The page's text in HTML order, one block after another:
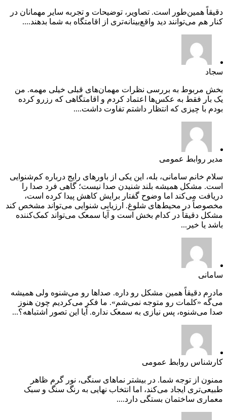
دقیقاً همین‌طور است. تصاویر، توضیحات و تجربه سایر مهمانان در
کنار هم می‌توانند دید واقع‌بینانه‌تری از اقامتگاه به شما بدهند....
سجاد
بخش مربوط به بررسی نظرات مهمان‌های قبلی خیلی مهمه. من
یک بار فقط به عکس‌ها اعتماد کردم و اقامتگاهی که رزرو کرده
بودم با چیزی که انتظار داشتم تفاوت داشت....
مدیر روابط عمومی
سلام خانم سامانی، بله، این یکی از باورهای رایج درباره کم‌شنوایی
است. مشکل همیشه بلند شنیدن صدا نیست؛ گاهی فرد صدا را
دریافت می‌کند اما وضوح گفتار برایش کاهش پیدا کرده است،
مخصوصاً در محیط‌های شلوغ. ارزیابی شنوایی می‌تواند مشخص کند
مشکل دقیقاً در کدام بخش است و آیا سمعک می‌تواند کمک‌کننده
باشد یا خیر...
سامانی
مادرم دقیقاً همین مشکل رو داره. صداها رو می‌شنوه ولی همیشه
می‌گه «کلمات رو متوجه نمی‌شم». ما فکر می‌کردیم چون هنوز
صدا می‌شنوه، پس نیازی به سمعک نداره. آیا این تصور اشتباهه؟...
کارشناس روابط عمومی
ممنون از توجه شما. در بیشتر نماهای سنگی، نور گرم ظاهر
طبیعی‌تری ایجاد می‌کند، اما انتخاب نهایی به رنگ سنگ و سبک
معماری ساختمان بستگی دارد....